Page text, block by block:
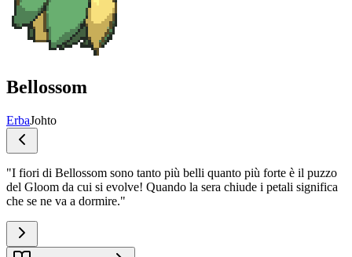
Bellossom
ErbaJohto
"I fiori di Bellossom sono tanto più belli quanto più forte è il puzzo
del Gloom da cui si evolve! Quando la sera chiude i petali significa
che se ne va a dormire."